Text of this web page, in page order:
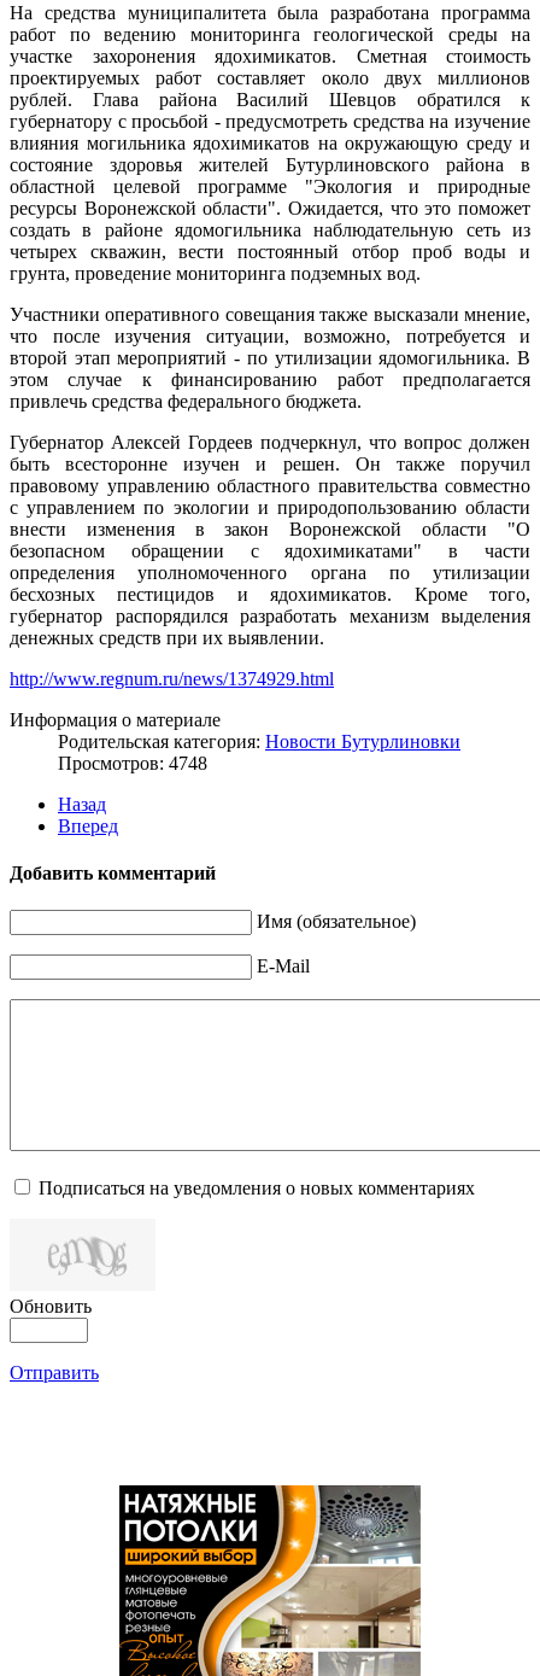
На средства муниципалитета была разработана программа
работ по ведению мониторинга геологической среды на
участке захоронения ядохимикатов. Сметная стоимость
проектируемых работ составляет около двух миллионов
рублей. Глава района Василий Шевцов обратился к
губернатору с просьбой - предусмотреть средства на изучение
влияния могильника ядохимикатов на окружающую среду и
состояние здоровья жителей Бутурлиновского района в
областной целевой программе "Экология и природные
ресурсы Воронежской области". Ожидается, что это поможет
создать в районе ядомогильника наблюдательную сеть из
четырех скважин, вести постоянный отбор проб воды и
грунта, проведение мониторинга подземных вод.
Участники оперативного совещания также высказали мнение,
что после изучения ситуации, возможно, потребуется и
второй этап мероприятий - по утилизации ядомогильника. В
этом случае к финансированию работ предполагается
привлечь средства федерального бюджета.
Губернатор Алексей Гордеев подчеркнул, что вопрос должен
быть всесторонне изучен и решен. Он также поручил
правовому управлению областного правительства совместно
с управлением по экологии и природопользованию области
внести изменения в закон Воронежской области "О
безопасном обращении с ядохимикатами" в части
определения уполномоченного органа по утилизации
бесхозных пестицидов и ядохимикатов. Кроме того,
губернатор распорядился разработать механизм выделения
денежных средств при их выявлении.
http://www.regnum.ru/news/1374929.html
Информация о материале
Родительская категория: Новости Бутурлиновки
Просмотров: 4748
Назад
Вперед
Добавить комментарий
Имя (обязательное)
E-Mail
Подписаться на уведомления о новых комментариях
Обновить
Отправить